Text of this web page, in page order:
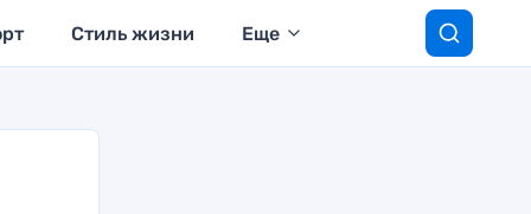
Стиль жизни Еще